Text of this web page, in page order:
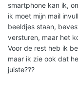
smartphone kan ik,
ik moet mijn mail
beeldjes staan,
versturen, maar het
Voor de rest heb ik
maar ik zie ook dat
juiste???